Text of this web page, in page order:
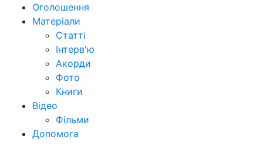
Оголошення
Матеріали
Статті
Інтерв'ю
Акорди
Фото
Книги
Відео
Фільми
Допомога